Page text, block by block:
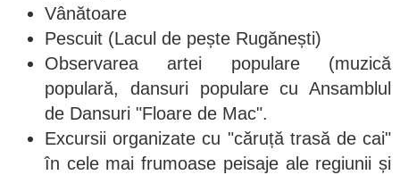
Vânătoare
Pescuit (Lacul de pește Rugănești)
Observarea artei populare (muzică
populară, dansuri populare cu Ansamblul
de Dansuri "Floare de Mac".
Excursii organizate cu "căruță trasă de cai"
în cele mai frumoase peisaje ale regiunii și